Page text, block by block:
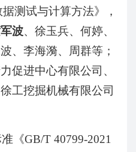
测试与计算方法》，
波、徐玉兵、何婷、
、李海漪、周群等；
促进中心有限公司、
工挖掘机械有限公司
《GB/T 40799-2021